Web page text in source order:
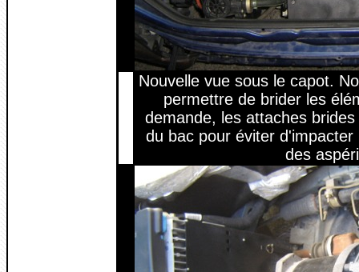
Nouvelle vue sous le capot.
permettre de brider les
demande, les attaches
du bac pour éviter
des